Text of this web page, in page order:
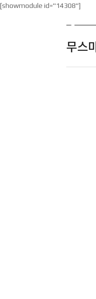
[showmodule id="14308"]
무스